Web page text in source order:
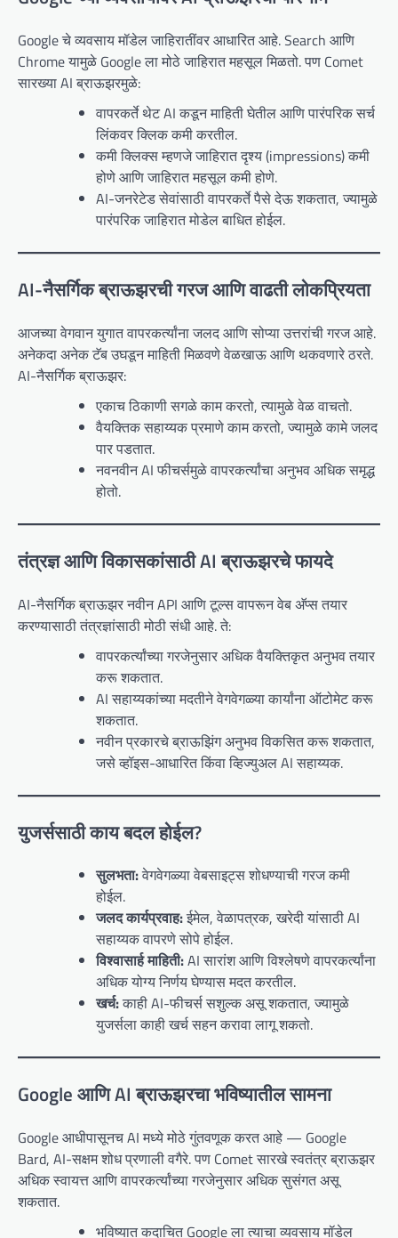
Google चे व्यवसाय मॉडेल जाहिरातींवर आधारित आहे. Search आणि
Chrome यामुळे Google ला मोठे जाहिरात महसूल मिळतो. पण Comet
सारख्या AI ब्राऊझरमुळे:
वापरकर्ते थेट AI कडून माहिती घेतील आणि पारंपरिक सर्च
लिंकवर क्लिक कमी करतील.
कमी क्लिक्स म्हणजे जाहिरात दृश्य (impressions) कमी
होणे आणि जाहिरात महसूल कमी होणे.
AI-जनरेटेड सेवांसाठी वापरकर्ते पैसे देऊ शकतात, ज्यामुळे
पारंपरिक जाहिरात मोडेल बाधित होईल.
AI-नैसर्गिक ब्राऊझरची गरज आणि वाढती लोकप्रियता
आजच्या वेगवान युगात वापरकर्त्यांना जलद आणि सोप्या उत्तरांची गरज आहे.
अनेकदा अनेक टॅब उघडून माहिती मिळवणे वेळखाऊ आणि थकवणारे ठरते.
AI-नैसर्गिक ब्राऊझर:
एकाच ठिकाणी सगळे काम करतो, त्यामुळे वेळ वाचतो.
वैयक्तिक सहाय्यक प्रमाणे काम करतो, ज्यामुळे कामे जलद
पार पडतात.
नवनवीन AI फीचर्समुळे वापरकर्त्यांचा अनुभव अधिक समृद्ध
होतो.
तंत्रज्ञ आणि विकासकांसाठी AI ब्राऊझरचे फायदे
AI-नैसर्गिक ब्राऊझर नवीन API आणि टूल्स वापरून वेब अ‍ॅप्स तयार
करण्यासाठी तंत्रज्ञांसाठी मोठी संधी आहे. ते:
वापरकर्त्यांच्या गरजेनुसार अधिक वैयक्तिकृत अनुभव तयार
करू शकतात.
AI सहाय्यकांच्या मदतीने वेगवेगळ्या कार्यांना ऑटोमेट करू
शकतात.
नवीन प्रकारचे ब्राऊझिंग अनुभव विकसित करू शकतात,
जसे व्हॉइस-आधारित किंवा व्हिज्युअल AI सहाय्यक.
युजर्ससाठी काय बदल होईल?
सुलभता:वेगवेगळ्या वेबसाइट्स शोधण्याची गरज कमी
होईल.
जलद कार्यप्रवाह:ईमेल, वेळापत्रक, खरेदी यांसाठी AI
सहाय्यक वापरणे सोपे होईल.
विश्वासार्ह माहिती:AI सारांश आणि विश्लेषणे वापरकर्त्यांना
अधिक योग्य निर्णय घेण्यास मदत करतील.
खर्च:काही AI-फीचर्स सशुल्क असू शकतात, ज्यामुळे
युजर्सला काही खर्च सहन करावा लागू शकतो.
Google आणि AI ब्राऊझरचा भविष्यातील सामना
Google आधीपासूनच AI मध्ये मोठे गुंतवणूक करत आहे — Google
Bard, AI-सक्षम शोध प्रणाली वगैरे. पण Comet सारखे स्वतंत्र ब्राऊझर
अधिक स्वायत्त आणि वापरकर्त्यांच्या गरजेनुसार अधिक सुसंगत असू
शकतात.
भविष्यात कदाचित Google ला त्याचा व्यवसाय मॉडेल